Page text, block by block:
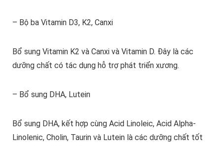
– Bộ ba Vitamin D3, K2, Canxi
Bổ sung Vitamin K2 và Canxi và Vitamin D. Đây là các
dưỡng chất có tác dụng hỗ trợ phát triển xương.
– Bổ sung DHA, Lutein
Bổ sung DHA, kết hợp cùng Acid Linoleic, Acid Alpha-
Linolenic, Cholin, Taurin và Lutein là các dưỡng chất tốt